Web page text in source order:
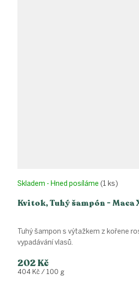
Kvitok, Tuhý šampón - Maca
Skladem - Hned posíláme (1 ks)
202 Kč
Měrná
404 Kč / 100 g
Tuhý šampon s výtažkem z kořene
vypadávání vlasů.